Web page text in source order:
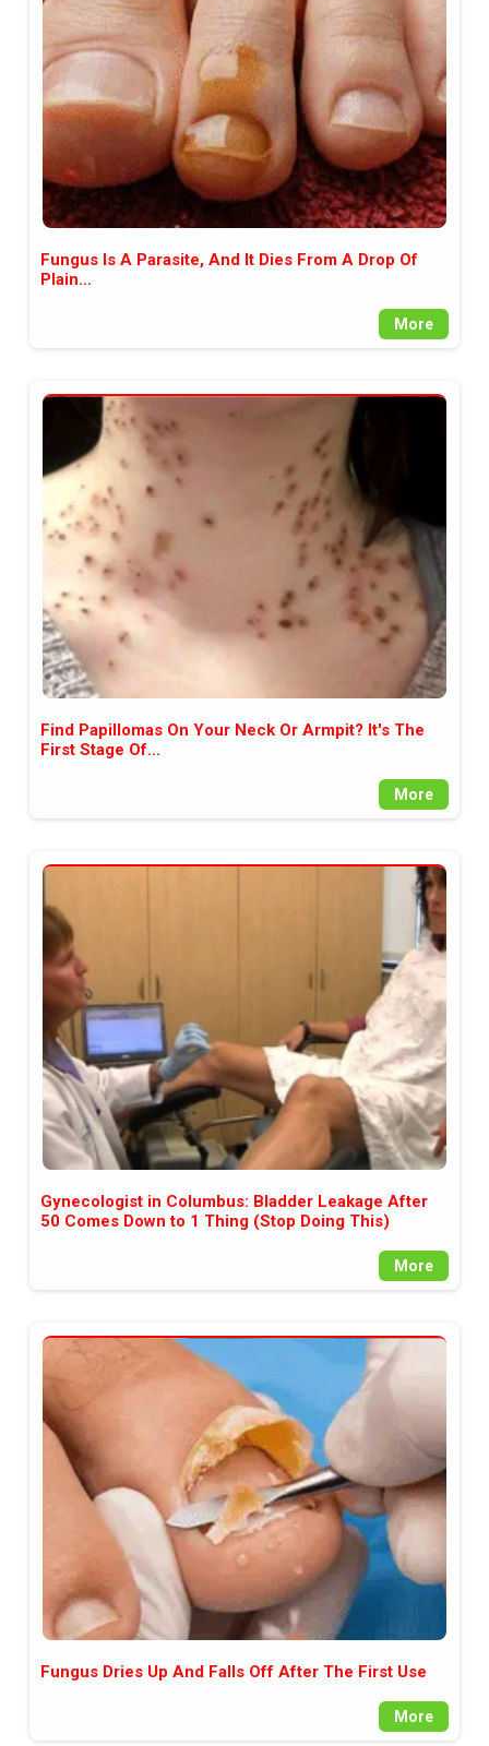
аудитория, затова държим на
прозрачност и коректност от
наша страна. Поднасяме ви
новините такива, каквито са. В
пълния си потенциал.
Fungus Is A Parasite, And It Dies From A Drop Of
Plain...
More
Find Papillomas On Your Neck Or Armpit? It's The
First Stage Of...
More
Gynecologist in Columbus: Bladder Leakage After
50 Comes Down to 1 Thing (Stop Doing This)
More
Fungus Dries Up And Falls Off After The First Use
More